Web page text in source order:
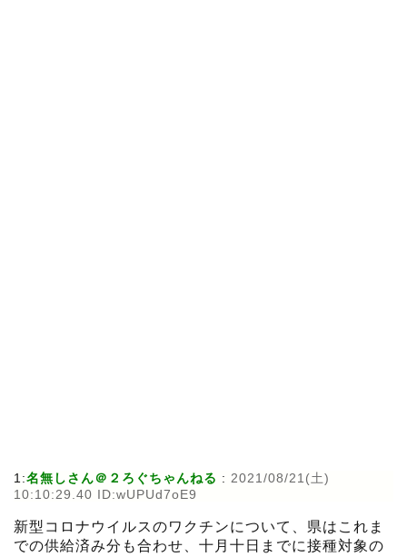
1:名無しさん＠２ろぐちゃんねる : 2021/08/21(土)
10:10:29.40 ID:wUPUd7oE9
新型コロナウイルスのワクチンについて、県はこれま
での供給済み分も合わせ、十月十日までに接種対象の